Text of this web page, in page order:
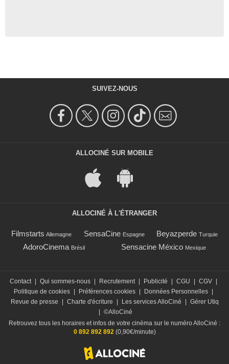
SUIVEZ-NOUS
ALLOCINÉ SUR MOBILE
ALLOCINÉ À L'ÉTRANGER
Filmstarts Allemagne SensaCine Espagne Beyazperde Turquie
AdoroCinema Brésil Sensacine México Mexique
Contact | Qui sommes-nous | Recrutement | Publicité | CGU | CGV |
Politique de cookies | Préférences cookies | Données Personnelles |
Revue de presse
| Charte d'écriture | Les services AlloCiné | Gérer Utiq
| ©AlloCiné
Retrouvez tous les horaires et infos de votre cinéma sur le numéro AlloCiné :
0 892 892 892 (0,90€/minute)